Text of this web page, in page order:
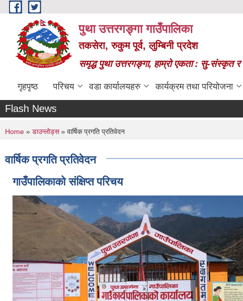
Skip to main content
पुथा उत्तरगङ्गा गाउँपालिका
तकसेरा, रुकुम पूर्व, लुम्बिनी प्रदेश
समृद्ध पुथा उत्तरगङ्गा, हाम्रो एकता : सु-संस्कृत
गृहपृष्ठ परिचय वडा कार्यालयहरु कार्यक्रम तथा परियोजना
Flash News
You are here
Home » डाउन्लोड्स» वार्षिक प्रगति प्रतिवेदन
वार्षिक प्रगति प्रतिवेदन
गाउँपालिकाको संक्षिप्त परिचय